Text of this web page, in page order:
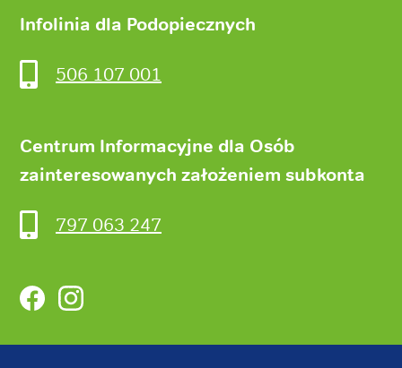
Infolinia dla Podopiecznych
506 107 001
Centrum Informacyjne dla Osób
zainteresowanych założeniem subkonta
797 063 247
FacebookInstagram